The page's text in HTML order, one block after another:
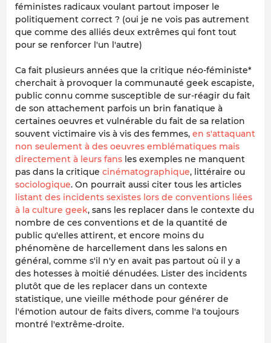
féministes radicaux voulant partout imposer le
politiquement correct ? (oui je ne vois pas autrement
que comme des alliés deux extrêmes qui font tout
pour se renforcer l'un l'autre)
Ca fait plusieurs années que la critique néo-féministe*
cherchait à provoquer la communauté geek escapiste,
public connu comme susceptible de sur-réagir du fait
de son attachement parfois un brin fanatique à
certaines oeuvres et vulnérable du fait de sa relation
souvent victimaire vis à vis des femmes, en s'attaquant
non seulement à des oeuvres emblématiques mais
directement à leurs fans les exemples ne manquent
pas dans la critique cinématographique, littéraire ou
sociologique. On pourrait aussi citer tous les articles
listant des incidents sexistes lors de conventions liées
à la culture geek, sans les replacer dans le contexte du
nombre de ces conventions et de la quantité de
public qu'elles attirent, et encore moins du
phénomène de harcellement dans les salons en
général, comme s'il n'y en avait pas partout où il y a
des hotesses à moitié dénudées. Lister des incidents
plutôt que de les replacer dans un contexte
statistique, une vieille méthode pour générer de
l'émotion autour de faits divers, comme l'a toujours
montré l'extrême-droite.